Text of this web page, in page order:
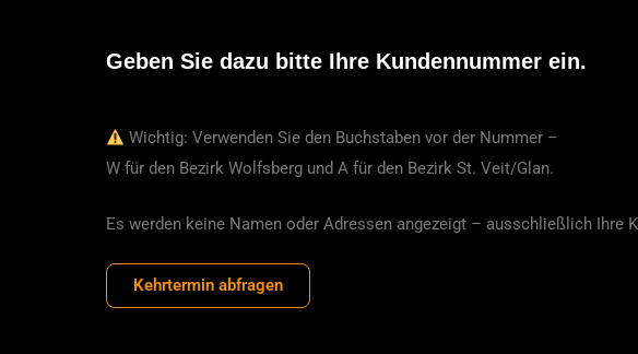
Geben Sie dazu bitte Ihre Kundennummer ein.
Wichtig: Verwenden Sie den Buchstaben vor der Nummer –
W für den Bezirk Wolfsberg und A für den Bezirk St. Veit/Glan.
Es werden keine Namen oder Adressen angezeigt – ausschließlich Ihre
Kehrtermin abfragen